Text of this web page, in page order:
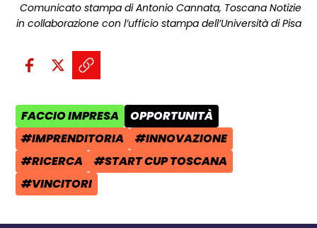
Comunicato stampa di Antonio Cannata, Toscana Notizie
in collaborazione con l’ufficio stampa dell’Università di Pisa
Condividi sui social:
Condividi su Facebook - apre
Condividi su X - apre una
Copia il link e condividi -
AREA TEMATICA:
FACCIO IMPRESA CATEGORIA POST:
OPPORTUNITÀ
TAG:
#IMPRENDITORIA TAG:
#INNOVAZIONE
TAG:
#RICERCA TAG:
#START CUP TOSCANA
TAG:
#VINCITORI